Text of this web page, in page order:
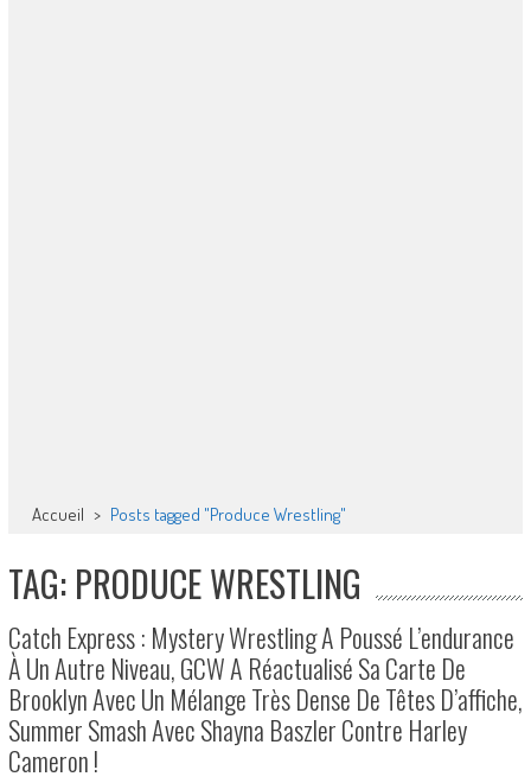
Accueil > Posts tagged "Produce Wrestling"
TAG: PRODUCE WRESTLING
Catch Express : Mystery Wrestling A Poussé L’endurance
À Un Autre Niveau, GCW A Réactualisé Sa Carte De
Brooklyn Avec Un Mélange Très Dense De Têtes D’affiche,
Summer Smash Avec Shayna Baszler Contre Harley
Cameron !